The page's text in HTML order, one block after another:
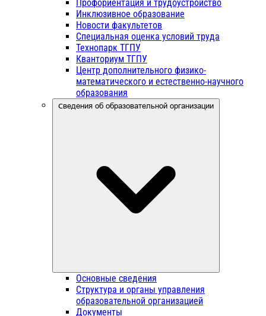
Профориентация и трудоустройство
Инклюзивное образование
Новости факультетов
Специальная оценка условий труда
Технопарк ТГПУ
Кванториум ТГПУ
Центр дополнительного физико-
математического и естественно-научного
образования
Сведения об образовательной организации
Основные сведения
Структура и органы управления
образовательной организацией
Документы